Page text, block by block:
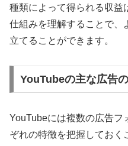
種類によって得られる収益
仕組みを理解することで、
立てることができます。
YouTubeの主な広告
YouTubeには複数の広告フ
ぞれの特徴を把握しておく